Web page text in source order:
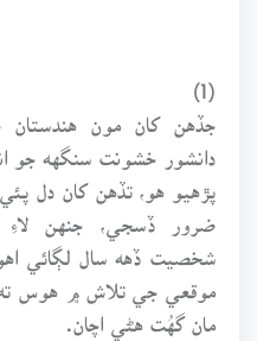
(1)
جڏهن کان مون
دانشور خشونت سنگهه جو
پڙهيو هو، تڏهن کان دل
ضرور ڏسجي، جنهن
شخصيت ڏهه سال لڳائي
موقعي جي تلاش ۾ هوس ته
مان گهُت هڻي اچان.